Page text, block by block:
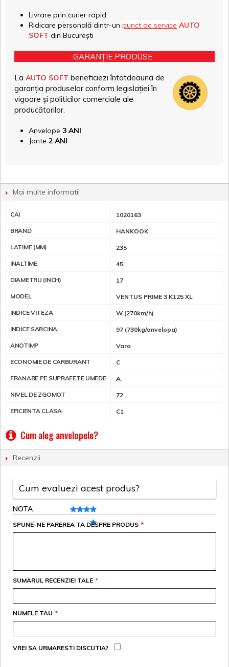
Livrare prin curier rapid
Ridicare personală dintr-un punct de service AUTO
SOFT din București
GARANȚIE PRODUSE
La AUTO SOFT beneficiezi întotdeauna de
garanția produselor conform legislației în
vigoare și politicilor comerciale ale
producătorilor.
Anvelope 3 ANI
Jante 2 ANI
Mai multe informatii
CAI 1020163
BRAND HANKOOK
LATIME (MM) 235
INALTIME 45
DIAMETRU (INCH) 17
MODEL VENTUS PRIME 3 K125 XL
INDICE VITEZA W (270km/h)
INDICE SARCINA 97 (730kg/anvelopa)
ANOTIMP Vara
ECONOMIE DE CARBURANT C
FRANARE PE SUPRAFETE UMEDE A
NIVEL DE ZGOMOT 72
EFICIENTA CLASA C1
Cum aleg anvelopele?
Recenzii
Cum evaluezi acest produs?
NOTA
*
SPUNE-NE PAREREA TA DESPRE PRODUS
*
SUMARUL RECENZIEI TALE
*
NUMELE TAU
VREI SA URMARESTI DISCUTIA?